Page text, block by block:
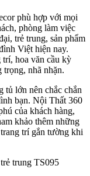
phù hợp với mọi
phòng làm việc
trẻ trung, sản phẩm
Việt hiện nay.
hoa văn cầu kỳ
trọng, nhã nhặn.
tủ lớn nên chắc chắn
bạn. Nội Thất 360
của khách hàng,
khảo thêm những
trí gắn tường khi